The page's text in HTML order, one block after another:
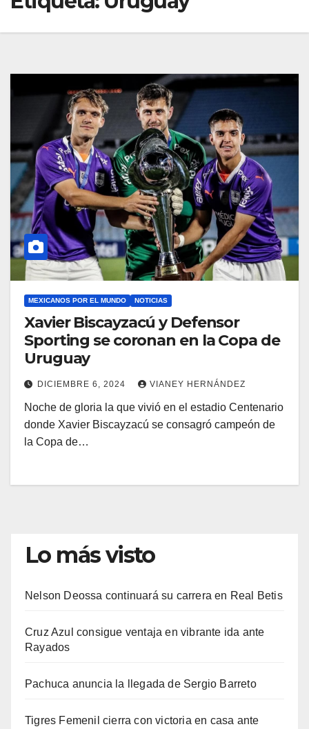
MEXICANOS POR EL MUNDO NOTICIAS
Xavier Biscayzacú y Defensor
Sporting se coronan en la Copa de
Uruguay
DICIEMBRE 6, 2024 VIANEY HERNÁNDEZ
Noche de gloria la que vivió en el estadio Centenario
donde Xavier Biscayzacú se consagró campeón de
la Copa de…
Lo más visto
Nelson Deossa continuará su carrera en Real Betis
Cruz Azul consigue ventaja en vibrante ida ante
Rayados
Pachuca anuncia la llegada de Sergio Barreto
Tigres Femenil cierra con victoria en casa ante